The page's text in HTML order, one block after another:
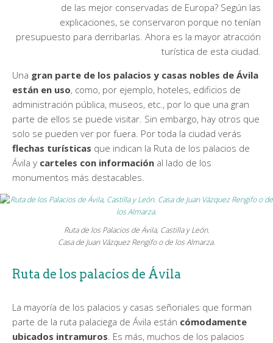
de las mejor conservadas de Europa? Según las
explicaciones, se conservaron porque no tenían
presupuesto para derribarlas. Ahora es la mayor atracción
turística de esta ciudad.
Una gran parte de los palacios y casas nobles de Ávila
están en uso, como, por ejemplo, hoteles, edificios de
administración pública, museos, etc., por lo que una gran
parte de ellos se puede visitar. Sin embargo, hay otros que
solo se pueden ver por fuera. Por toda la ciudad verás
flechas turísticas que indican la Ruta de los palacios de
Ávila y carteles con información al lado de los
monumentos más destacables.
Ruta de los Palacios de Ávila, Castilla y León.
Casa de Juan Vázquez Rengifo o de los Almarza.
Ruta de los palacios de Ávila
La mayoría de los palacios y casas señoriales que forman
parte de la ruta palaciega de Ávila están cómodamente
ubicados intramuros . Es más, muchos de los palacios